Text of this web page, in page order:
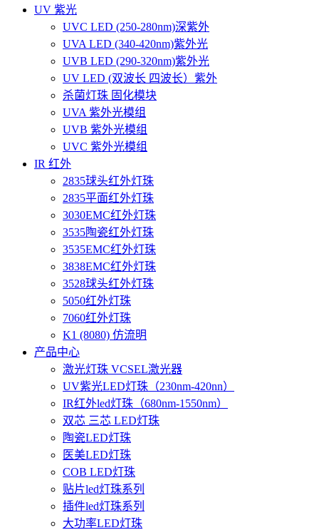
UV 紫光
UVC LED (250-280nm)深紫外
UVA LED (340-420nm)紫外光
UVB LED (290-320nm)紫外光
UV LED (双波长 四波长）紫外
杀菌灯珠 固化模块
UVA 紫外光模组
UVB 紫外光模组
UVC 紫外光模组
IR 红外
2835球头红外灯珠
2835平面红外灯珠
3030EMC红外灯珠
3535陶瓷红外灯珠
3535EMC红外灯珠
3838EMC红外灯珠
3528球头红外灯珠
5050红外灯珠
7060红外灯珠
K1 (8080) 仿流明
产品中心
激光灯珠 VCSEL激光器
UV紫光LED灯珠（230nm-420nn）
IR红外led灯珠（680nm-1550nm）
双芯 三芯 LED灯珠
陶瓷LED灯珠
医美LED灯珠
COB LED灯珠
贴片led灯珠系列
插件led灯珠系列
大功率LED灯珠